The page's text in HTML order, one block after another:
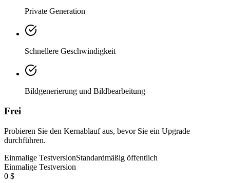
Private Generation
Schnellere Geschwindigkeit
Bildgenerierung und Bildbearbeitung
Frei
Probieren Sie den Kernablauf aus, bevor Sie ein Upgrade
durchführen.
Einmalige TestversionStandardmäßig öffentlich
Einmalige Testversion
0 $